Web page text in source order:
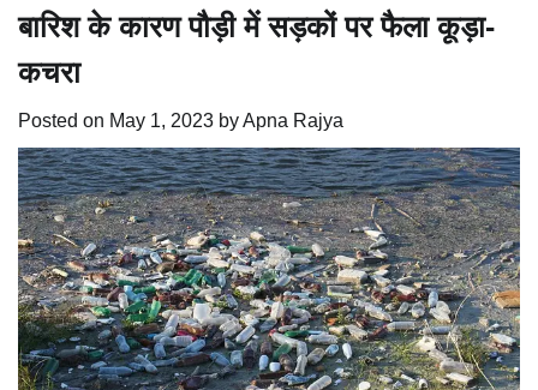
बारिश के कारण पौड़ी में सड़कों पर फैला कूड़ा-
कचरा
Posted on May 1, 2023 byApna Rajya